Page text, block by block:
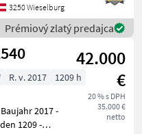
* Schwi
3250 Wieselburg
Prémiový zlatý predajca
42.000
€
20 % s DPH
35.000 €
netto
R. v. 2017 1209 h
1209 -